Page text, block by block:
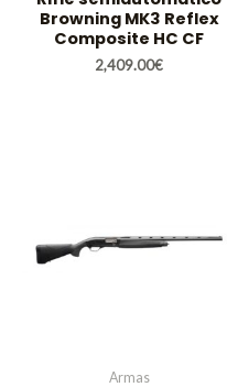
Browning MK3 Reflex
Composite HC CF
2,409.00€
Armas